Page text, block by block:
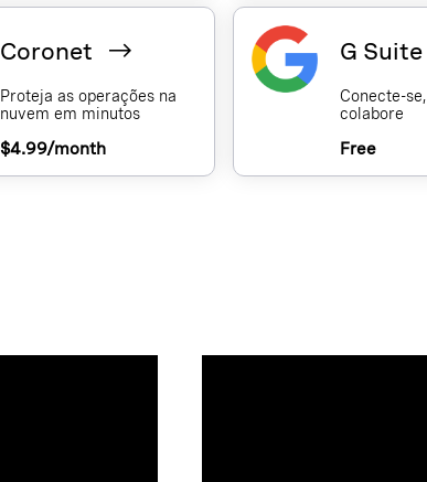
Coronet
Proteja as operações na
nuvem em minutos
$4.99/month
G
Conecte-
colabore
Free